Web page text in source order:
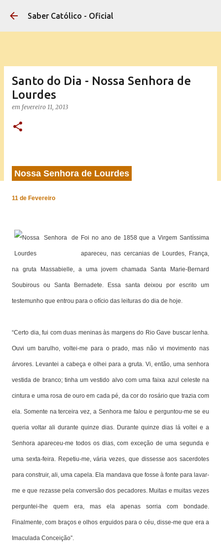
Pular para o conteúdo principal
Saber Católico - Oficial
Santo do Dia - Nossa Senhora de
Lourdes
em fevereiro 11, 2013
Nossa Senhora de Lourdes
11 de Fevereiro
Foi no ano de 1858 que a Virgem Santíssima
apareceu, nas cercanias de Lourdes, França,
na gruta Massabielle, a uma jovem chamada Santa Marie-Bernard
Soubirous ou Santa Bernadete. Essa santa deixou por escrito um
testemunho que entrou para o ofício das leituras do dia de hoje.
“Certo dia, fui com duas meninas às margens do Rio Gave buscar lenha.
Ouvi um barulho, voltei-me para o prado, mas não vi movimento nas
árvores. Levantei a cabeça e olhei para a gruta. Vi, então, uma senhora
vestida de branco; tinha um vestido alvo com uma faixa azul celeste na
cintura e uma rosa de ouro em cada pé, da cor do rosário que trazia com
ela. Somente na terceira vez, a Senhora me falou e perguntou-me se eu
queria voltar ali durante quinze dias. Durante quinze dias lá voltei e a
Senhora apareceu-me todos os dias, com exceção de uma segunda e
uma sexta-feira. Repetiu-me, vária vezes, que dissesse aos sacerdotes
para construir, ali, uma capela. Ela mandava que fosse à fonte para lavar-
me e que rezasse pela conversão dos pecadores. Muitas e muitas vezes
perguntei-lhe quem era, mas ela apenas sorria com bondade.
Finalmente, com braços e olhos erguidos para o céu, disse-me que era a
Imaculada Conceição”.